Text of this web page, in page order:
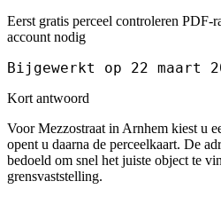
Eerst gratis perceel controleren PDF-
account nodig
Bijgewerkt op 22 maart
Kort antwoord
Voor Mezzostraat in Arnhem kiest u
opent u daarna de perceelkaart. De
bedoeld om snel het juiste object te
grensvaststelling.